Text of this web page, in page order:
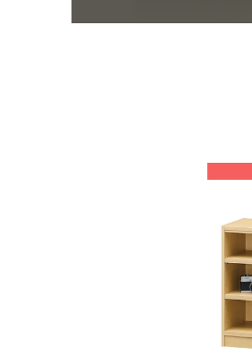
本体の広がりを抑える機能を強
の棚受け金具を使用すること
好みの位置に移動できます。